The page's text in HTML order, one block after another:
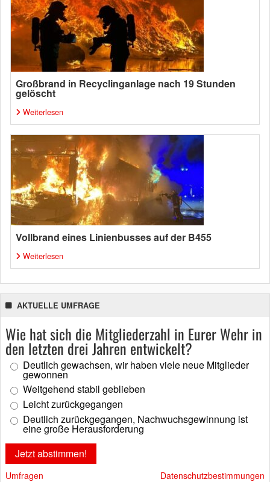
Großbrand in Recyclinganlage nach 19 Stunden
gelöscht
Weiterlesen
Vollbrand eines Linienbusses auf der B455
Weiterlesen
AKTUELLE UMFRAGE
Wie hat sich die Mitgliederzahl in Eurer Wehr in
den letzten drei Jahren entwickelt?
Deutlich gewachsen, wir haben viele neue Mitglieder
gewonnen
Weitgehend stabil geblieben
Leicht zurückgegangen
Deutlich zurückgegangen, Nachwuchsgewinnung ist
eine große Herausforderung
Umfragen Datenschutzbestimmungen